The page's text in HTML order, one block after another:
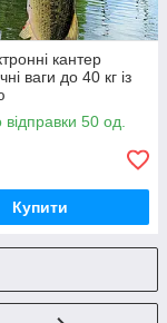
кантер
ваги до 40 кг із
50 од.
Купити